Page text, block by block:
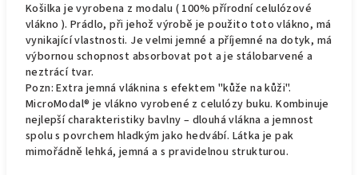
Košilka je vyrobena z modalu ( 100% přírodní celulózové
vlákno ). Prádlo, při jehož výrobě je použito toto vlákno, má
vynikající vlastnosti. Je velmi jemné a příjemné na dotyk, má
výbornou schopnost absorbovat pot a je stálobarvené a
neztrácí tvar.
Pozn: Extra jemná vláknina s efektem "kůže na kůži".
MicroModal® je vlákno vyrobené z celulózy buku. Kombinuje
nejlepší charakteristiky bavlny – dlouhá vlákna a jemnost
spolu s povrchem hladkým jako hedvábí. Látka je pak
mimořádně lehká, jemná a s pravidelnou strukturou.